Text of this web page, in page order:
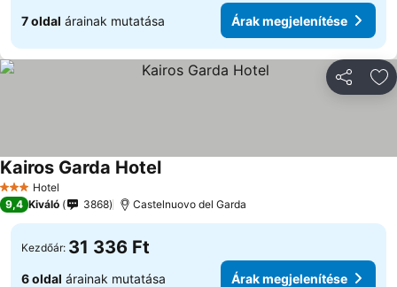
7 oldal árainak mutatása Árak megjelenítése
3 Kategória
Hotel
Kairos Garda Hotel
9,4 Kiváló 3868 Castelnuovo del Garda
Kezdőár: 31 336 Ft
6 oldal árainak mutatása Árak megjelenítése